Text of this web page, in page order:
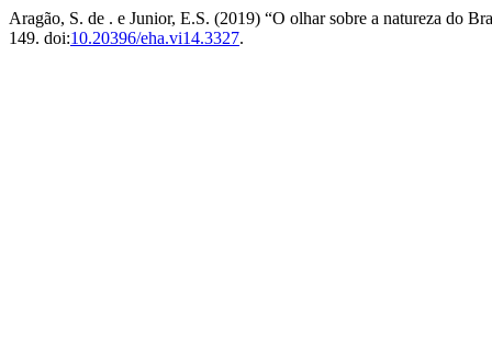
Aragão, S. de . e Junior, E.S. (2019) “O olhar sobre a natureza do
149. doi:10.20396/eha.vi14.3327.